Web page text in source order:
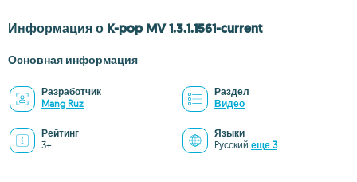
Информация о K-pop MV 1.3.1.1561-current
Основная информация
Разработчик
Mang Ruz
Раздел
Видео
Рейтинг
3+
Языки
Pусский еще 3